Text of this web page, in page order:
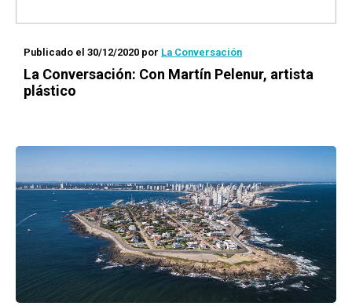
Publicado el 30/12/2020 por La Conversación
La Conversación: Con Martín Pelenur, artista
plástico